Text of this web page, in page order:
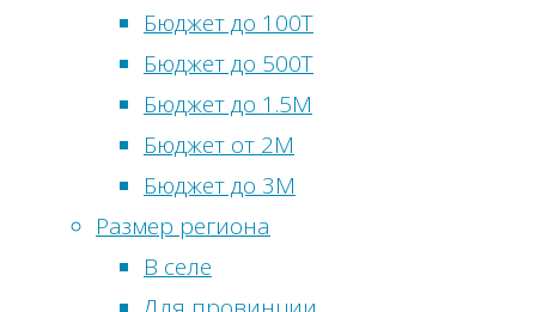
Бюджет до 100Т
Бюджет до 500Т
Бюджет до 1.5М
Бюджет от 2М
Бюджет до 3М
Размер региона
В селе
Бизнес
идеи
Бизнес-
идея:
Текстильное
производство
Бизнес
идеи
без
вложений
Бизнес
идеи
в